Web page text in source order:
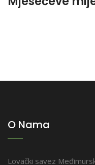
O Nama
Lovački savez